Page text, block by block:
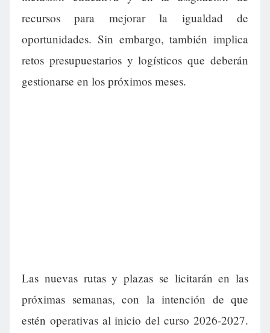
recursos para mejorar la igualdad de
oportunidades. Sin embargo, también implica
retos presupuestarios y logísticos que deberán
gestionarse en los próximos meses.
Las nuevas rutas y plazas se licitarán en las
próximas semanas, con la intención de que
estén operativas al inicio del curso 2026-2027.